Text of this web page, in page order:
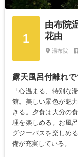
1
由布院
花由
湯布院
露天風呂付離れ
「心温まる、特別な
館。美しい景色が魅
きる。夕食は大分の
理を楽しめる。お風
グジーバスを楽しめ
備が充実している。